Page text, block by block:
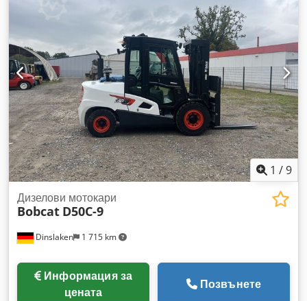
вилиците:
Diesel, Дизелов
мотокар Сериен номер на шасито: 0000 Товарен център:
500 мм ISO клас: ISO клас 4 = 5 000 - 10 000 кг Тип мачта:
Триплекс Състояние: Ново устройство Cedpfey Up Nkox
Amgjrf Техническо състояние: Ново Гуми отпред тип:
Супереластични Състояние на предните гуми: Нови Гуми
отзад тип: Супереластични Състояние на задните гуми:
Нови Страничен измествател, 3-ти вентил, 4-ти вентил,
напълно затворена кабина, LED осветление, Радио
1 /9
Dinslaken 1 715 km
Дизелови мотокари
Bobcat D50C-9
Информация за
цената
Позвънете